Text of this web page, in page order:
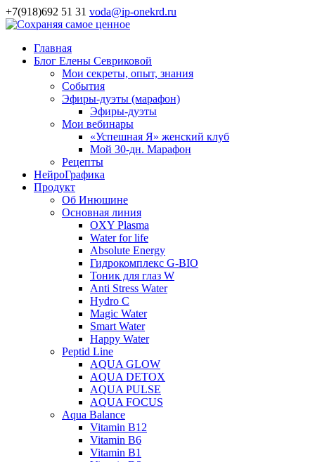
+7(918)692 51 31 voda@ip-onekrd.ru
Главная
Блог Елены Севриковой
Мои секреты, опыт, знания
События
Эфиры-дуэты (марафон)
Эфиры-дуэты
Мои вебинары
«Успешная Я» женский клуб
Мой 30-дн. Марафон
Рецепты
НейроГрафика
Продукт
Об Инюшине
Основная линия
OXY Plasma
Water for life
Absolute Energy
Гидрокомплекс G-BIO
Тоник для глаз W
Anti Stress Water
Hydro C
Magic Water
Smart Water
Happy Water
Peptid Line
AQUA GLOW
AQUA DETOX
AQUA PULSE
AQUA FOCUS
Aqua Balance
Vitamin B12
Vitamin B6
Vitamin B1